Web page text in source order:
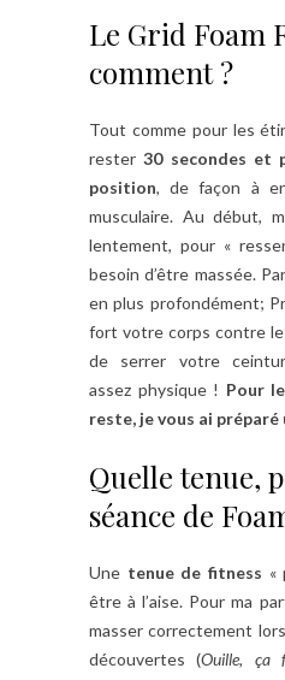
Le Grid Foam
comment ?
Tout comme pour les
rester30 secondes et
position, de façon à
musculaire. Au début,
lentement, pour «
besoin d’être massée.
en plus profondément;
fort votre corps contre le
de serrer votre
assez physique ! Pour
reste, je vous ai
Quelle tenue,
séance de
Une tenue de fitness «
être à l’aise. Pour ma
masser correctement
découvertes (Ouille, ça